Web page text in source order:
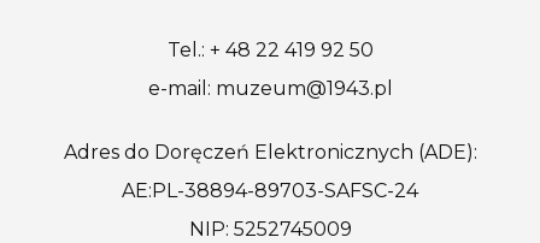
Tel.: + 48 22 419 92 50
e-mail: muzeum@1943.pl
Adres do Doręczeń Elektronicznych (ADE):
AE:PL-38894-89703-SAFSC-24
NIP: 5252745009